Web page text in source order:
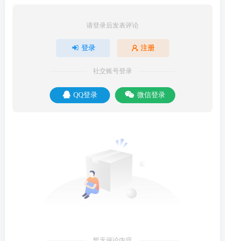
请登录后发表评论
登录 注册
社交账号登录
QQ登录 微信登录